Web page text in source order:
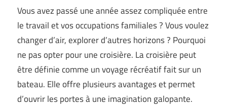
Vous avez passé une année assez compliquée entre
le travail et vos occupations familiales ? Vous voulez
changer d’air, explorer d’autres horizons ? Pourquoi
ne pas opter pour une croisière. La croisière peut
être définie comme un voyage récréatif fait sur un
bateau. Elle offre plusieurs avantages et permet
d’ouvrir les portes à une imagination galopante.